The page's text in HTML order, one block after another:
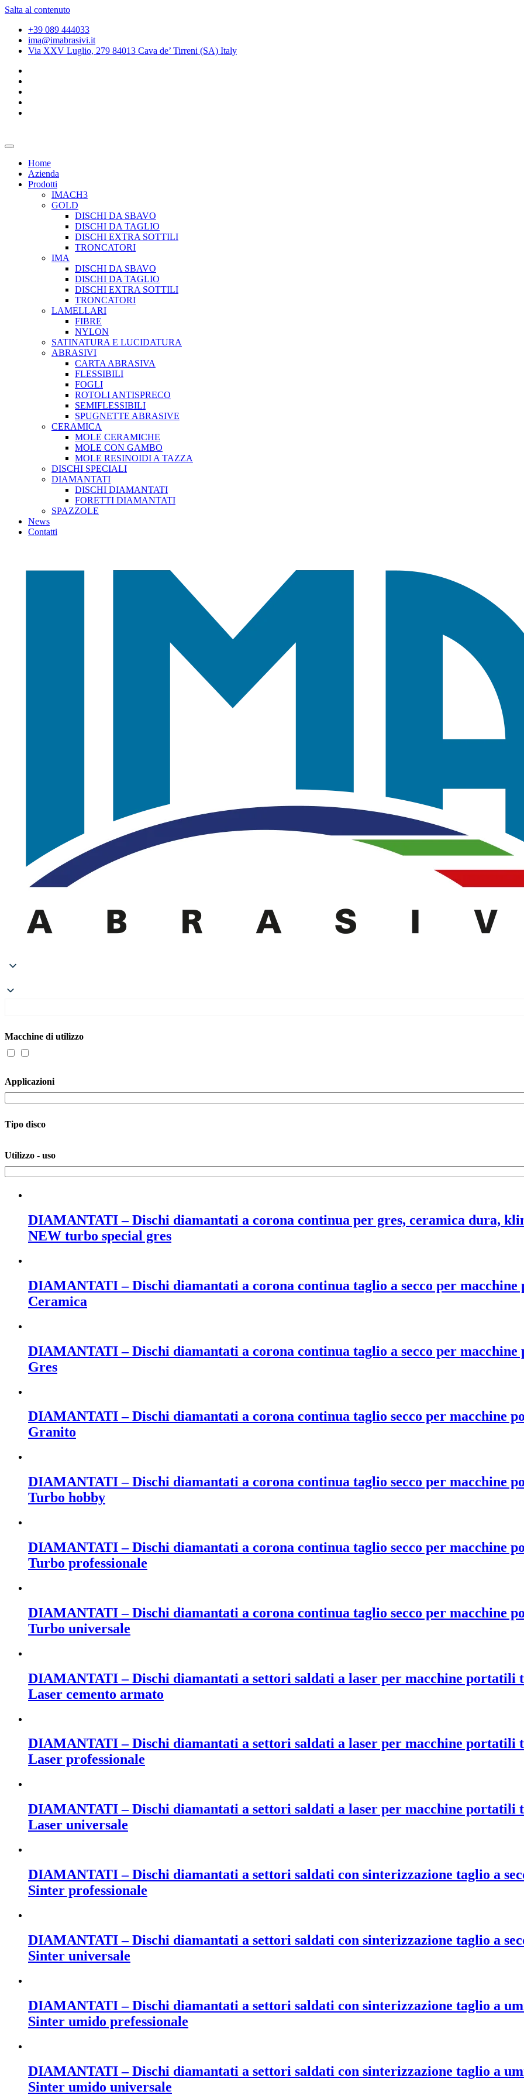
Salta al contenuto
+39 089 444033
ima@imabrasivi.it
Via XXV Luglio, 279 84013 Cava de’ Tirreni (SA) Italy
Home
Azienda
Prodotti
IMACH3
GOLD
DISCHI DA SBAVO
DISCHI DA TAGLIO
DISCHI EXTRA SOTTILI
TRONCATORI
IMA
DISCHI DA SBAVO
DISCHI DA TAGLIO
DISCHI EXTRA SOTTILI
TRONCATORI
LAMELLARI
FIBRE
NYLON
SATINATURA E LUCIDATURA
ABRASIVI
CARTA ABRASIVA
FLESSIBILI
FOGLI
ROTOLI ANTISPRECO
SEMIFLESSIBILI
SPUGNETTE ABRASIVE
CERAMICA
MOLE CERAMICHE
MOLE CON GAMBO
MOLE RESINOIDI A TAZZA
DISCHI SPECIALI
DIAMANTATI
DISCHI DIAMANTATI
FORETTI DIAMANTATI
SPAZZOLE
News
Contatti
Macchine di utilizzo
Applicazioni
Tipo disco
Utilizzo - uso
DIAMANTATI – Dischi diamantati a corona continua per gres, ceramica dura,
NEW turbo special gres
DIAMANTATI – Dischi diamantati a corona continua taglio a secco per
Ceramica
DIAMANTATI – Dischi diamantati a corona continua taglio a secco per
Gres
DIAMANTATI – Dischi diamantati a corona continua taglio secco per macchine
Granito
DIAMANTATI – Dischi diamantati a corona continua taglio secco per macchine
Turbo hobby
DIAMANTATI – Dischi diamantati a corona continua taglio secco per macchine
Turbo professionale
DIAMANTATI – Dischi diamantati a corona continua taglio secco per macchine
Turbo universale
DIAMANTATI – Dischi diamantati a settori saldati a laser per macchine portatili
Laser cemento armato
DIAMANTATI – Dischi diamantati a settori saldati a laser per macchine portatili
Laser professionale
DIAMANTATI – Dischi diamantati a settori saldati a laser per macchine portatili
Laser universale
DIAMANTATI – Dischi diamantati a settori saldati con sinterizzazione taglio a
Sinter professionale
DIAMANTATI – Dischi diamantati a settori saldati con sinterizzazione taglio a
Sinter universale
DIAMANTATI – Dischi diamantati a settori saldati con sinterizzazione taglio a
Sinter umido prefessionale
DIAMANTATI – Dischi diamantati a settori saldati con sinterizzazione taglio a
Sinter umido universale